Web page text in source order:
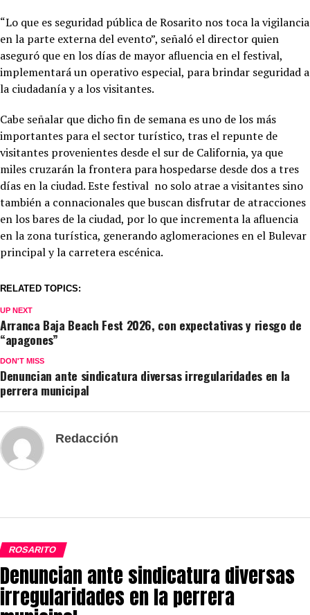
“Lo que es seguridad pública de Rosarito nos toca la vigilancia
en la parte externa del evento”, señaló el director quien
aseguró que en los días de mayor afluencia en el festival,
implementará un operativo especial, para brindar seguridad a
la ciudadanía y a los visitantes.
Cabe señalar que dicho fin de semana es uno de los más
importantes para el sector turístico, tras el repunte de
visitantes provenientes desde el sur de California, ya que
miles cruzarán la frontera para hospedarse desde dos a tres
días en la ciudad. Este festival no solo atrae a visitantes sino
también a connacionales que buscan disfrutar de atracciones
en los bares de la ciudad, por lo que incrementa la afluencia
en la zona turística, generando aglomeraciones en el Bulevar
principal y la carretera escénica.
RELATED TOPICS:
UP NEXT
Arranca Baja Beach Fest 2026, con expectativas y riesgo de
“apagones”
DON'T MISS
Denuncian ante sindicatura diversas irregularidades en la
perrera municipal
Redacción
ROSARITO
Denuncian ante sindicatura diversas
irregularidades en la perrera